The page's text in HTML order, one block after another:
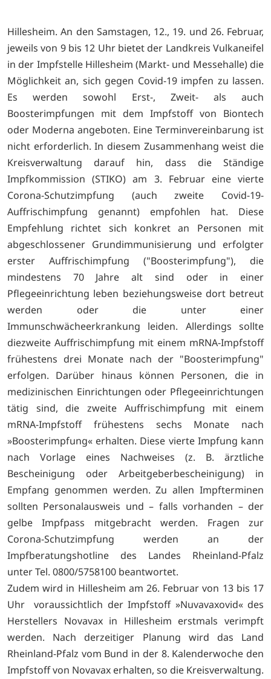
Hillesheim. An den Samstagen, 12., 19. und 26. Februar,
jeweils von 9 bis 12 Uhr bietet der Landkreis Vulkaneifel
in der Impfstelle Hillesheim (Markt- und Messehalle) die
Möglichkeit an, sich gegen Covid-19 impfen zu lassen.
Es werden sowohl Erst-, Zweit- als auch
Boosterimpfungen mit dem Impfstoff von Biontech
oder Moderna angeboten. Eine Terminvereinbarung ist
nicht erforderlich. In diesem Zusammenhang weist die
Kreisverwaltung darauf hin, dass die Ständige
Impfkommission (STIKO) am 3. Februar eine vierte
Corona-Schutzimpfung (auch zweite Covid-19-
Auffrischimpfung genannt) empfohlen hat. Diese
Empfehlung richtet sich konkret an Personen mit
abgeschlossener Grundimmunisierung und erfolgter
erster Auffrischimpfung ("Boosterimpfung"), die
mindestens 70 Jahre alt sind oder in einer
Pflegeeinrichtung leben beziehungsweise dort betreut
werden oder die unter einer
Immunschwächeerkrankung leiden. Allerdings sollte
diezweite Auffrischimpfung mit einem mRNA-Impfstoff
frühestens drei Monate nach der "Boosterimpfung"
erfolgen. Darüber hinaus können Personen, die in
medizinischen Einrichtungen oder Pflegeeinrichtungen
tätig sind, die zweite Auffrischimpfung mit einem
mRNA-Impfstoff frühestens sechs Monate nach
»Boosterimpfung« erhalten. Diese vierte Impfung kann
nach Vorlage eines Nachweises (z. B. ärztliche
Bescheinigung oder Arbeitgeberbescheinigung) in
Empfang genommen werden. Zu allen Impfterminen
sollten Personalausweis und – falls vorhanden – der
gelbe Impfpass mitgebracht werden. Fragen zur
Corona-Schutzimpfung werden an der
Impfberatungshotline des Landes Rheinland-Pfalz
unter Tel. 0800/5758100 beantwortet.
Zudem wird in Hillesheim am 26. Februar von 13 bis 17
Uhr voraussichtlich der Impfstoff »Nuvavaxovid« des
Herstellers Novavax in H­illesheim erstmals verimpft
werden. Nach derzeitiger Planung wird das Land
Rheinland-Pfalz vom Bund in der 8. Kalenderwoche den
Impfstoff von Novavax erhalten, so die Kreisverwaltung.